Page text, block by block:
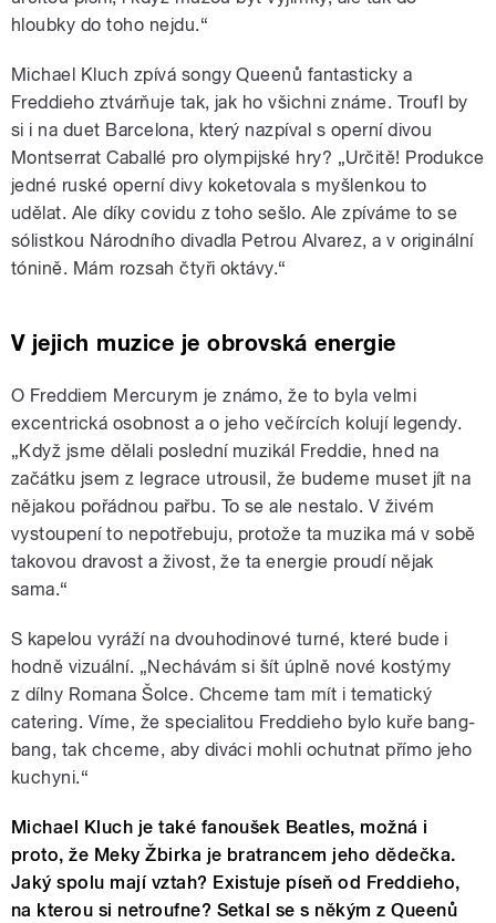
hloubky do toho nejdu.“
Michael Kluch zpívá songy Queenů fantasticky a
Freddieho ztvárňuje tak, jak ho všichni známe. Troufl by
si i na duet Barcelona, který nazpíval s operní divou
Montserrat Caballé pro olympijské hry? „Určitě! Produkce
jedné ruské operní divy koketovala s myšlenkou to
udělat. Ale díky covidu z toho sešlo. Ale zpíváme to se
sólistkou Národního divadla Petrou Alvarez, a v originální
tónině. Mám rozsah čtyři oktávy.“
V jejich muzice je obrovská energie
O Freddiem Mercurym je známo, že to byla velmi
excentrická osobnost a o jeho večírcích kolují legendy.
„Když jsme dělali poslední muzikál Freddie, hned na
začátku jsem z legrace utrousil, že budeme muset jít na
nějakou pořádnou pařbu. To se ale nestalo. V živém
vystoupení to nepotřebuju, protože ta muzika má v sobě
takovou dravost a živost, že ta energie proudí nějak
sama.“
S kapelou vyráží na dvouhodinové turné, které bude i
hodně vizuální. „Nechávám si šít úplně nové kostýmy
z dílny Romana Šolce. Chceme tam mít i tematický
catering. Víme, že specialitou Freddieho bylo kuře bang-
bang, tak chceme, aby diváci mohli ochutnat přímo jeho
kuchyni.“
Michael Kluch je také fanoušek Beatles, možná i
proto, že Meky Žbirka je bratrancem jeho dědečka.
Jaký spolu mají vztah? Existuje píseň od Freddieho,
na kterou si netroufne? Setkal se s někým z Queenů